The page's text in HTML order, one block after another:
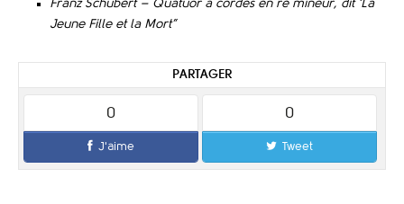
Franz Schubert – Quatuor à cordes en ré mineur, dit ‘La
Jeune Fille et la Mort”
PARTAGER
0
J'aime
0
Tweet